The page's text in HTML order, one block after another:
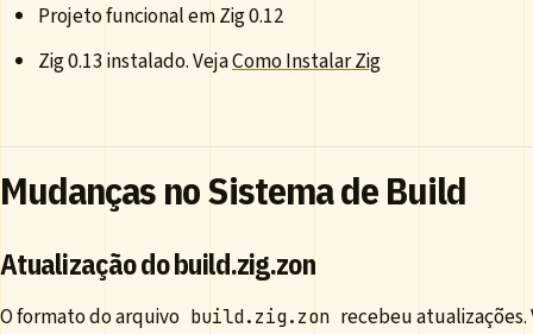
Projeto funcional em Zig 0.12
Zig 0.13 instalado. VejaComo Instalar Zig
Mudanças no Sistema de Build
Atualização do build.zig.zon
O formato do arquivo build.zig.zon recebeu